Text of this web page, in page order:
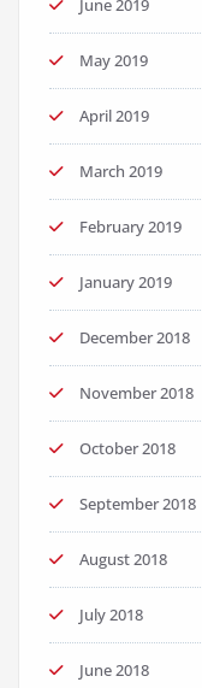
June 2019
May 2019
April 2019
March 2019
February 2019
January 2019
December 2018
November 2018
October 2018
September 2018
August 2018
July 2018
June 2018